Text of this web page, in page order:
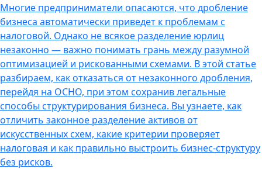
Многие предприниматели опасаются, что дробление
бизнеса автоматически приведет к проблемам с
налоговой. Однако не всякое разделение юрлиц
незаконно — важно понимать грань между разумной
оптимизацией и рискованными схемами. В этой статье
разбираем, как отказаться от незаконного дробления,
перейдя на ОСНО, при этом сохранив легальные
способы структурирования бизнеса. Вы узнаете, как
отличить законное разделение активов от
искусственных схем, какие критерии проверяет
налоговая и как правильно выстроить бизнес-структуру
без рисков.